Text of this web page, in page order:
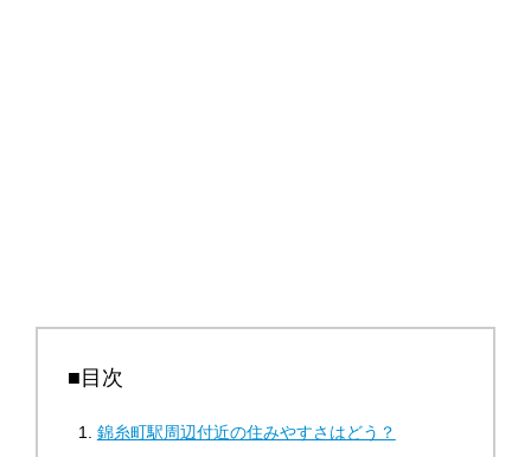
■目次
錦糸町駅周辺付近の住みやすさはどう？